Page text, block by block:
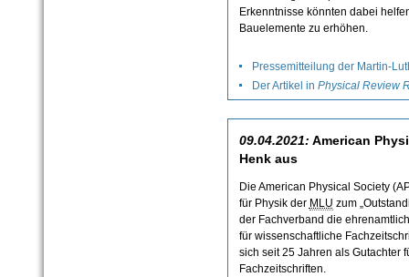
Erkenntnisse könnten dabei
Bauelemente zu erhöhen.
Pressemitteilung der Martin-
Der Artikel inPhysical Review
09.04.2021: American
Henk aus
Die American Physical Society
für Physik der MLU zum
der Fachverband die
für wissenschaftliche
sich seit 25 Jahren als Gutachter
Fachzeitschriften.